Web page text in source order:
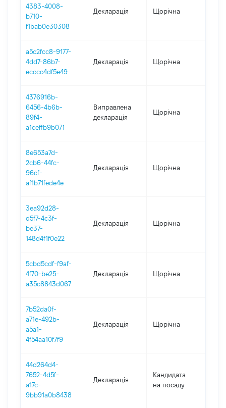
4383-4008-
b710-
f1bab0e30308
Декларація Щорічна
a5c2fcc8-9177-
4dd7-86b7-
ecccc4df5e49
Декларація Щорічна
4376916b-
6456-4b6b-
89f4-
a1ceffb9b071
Виправлена
декларація
Щорічна
8e653a7d-
2cb6-44fc-
96cf-
af1b71fede4e
Декларація Щорічна
3ea92d28-
d5f7-4c3f-
be37-
148d4f1f0e22
Декларація Щорічна
5cbd5cdf-f9af-
4f70-be25-
a35c8843d067
Декларація Щорічна
7b52da0f-
a71e-492b-
a5a1-
4f54aa10f7f9
Декларація Щорічна
44d264d4-
7652-4d5f-
a17c-
9bb91a0b8438
Декларація
Кандидата
на посаду